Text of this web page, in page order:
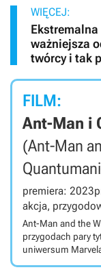
WIĘCEJ:
Ekstremalna
ważniejsza
twórcy i tak
FILM:
Ant-Man i
(Ant-Man
premiera: 2023
akcja,
Ant-Man and the
przygodach pary
uniwersum